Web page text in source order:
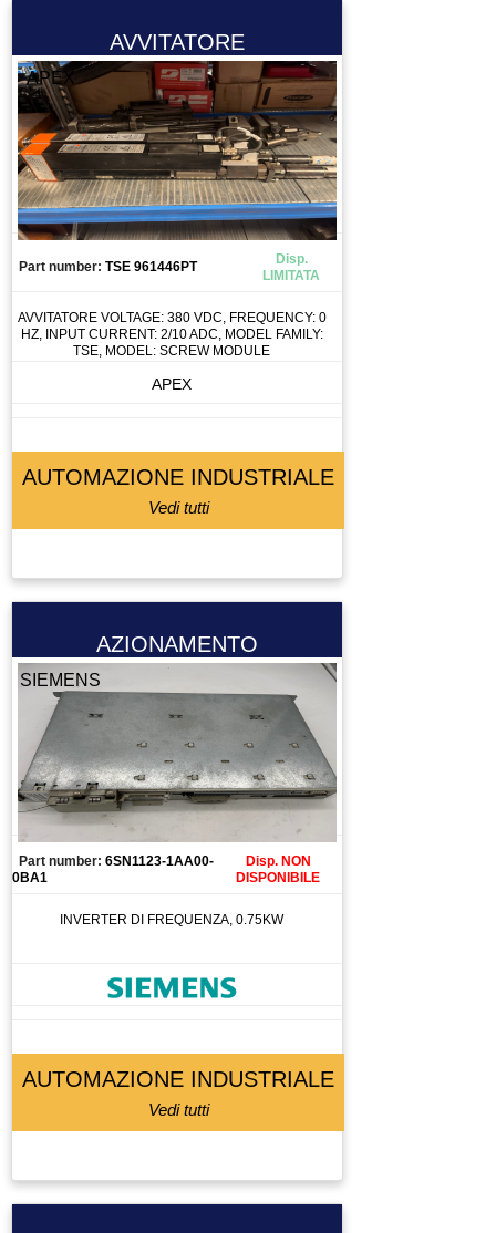
AVVITATORE
APEX
Part number: TSE 961446PT
Disp.
LIMITATA
AVVITATORE VOLTAGE: 380 VDC, FREQUENCY: 0
HZ, INPUT CURRENT: 2/10 ADC, MODEL FAMILY:
TSE, MODEL: SCREW MODULE
APEX
AUTOMAZIONE INDUSTRIALE
Vedi tutti
AZIONAMENTO
SIEMENS
Part number: 6SN1123-1AA00-
0BA1
Disp. NON
DISPONIBILE
INVERTER DI FREQUENZA, 0.75KW
AUTOMAZIONE INDUSTRIALE
Vedi tutti